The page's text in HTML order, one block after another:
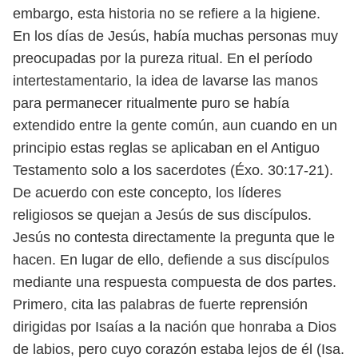
embargo, esta historia no se refiere a la higiene.
En los días de Jesús, había muchas personas muy
preocupadas por la pureza ritual. En el período
intertestamentario, la idea de lavarse las manos
para permanecer ritualmente puro se había
extendido entre la gente común, aun cuando en un
principio estas reglas se aplicaban en el Antiguo
Testamento solo a los sacerdotes (Éxo. 30:17-21).
De acuerdo con este concepto, los líderes
religiosos se quejan a Jesús de sus discípulos.
Jesús no contesta directamente la pregunta que le
hacen. En lugar de ello, defiende a sus discípulos
mediante una respuesta compuesta de dos partes.
Primero, cita las palabras de fuerte reprensión
dirigidas por Isaías a la nación que honraba a Dios
de labios, pero cuyo corazón estaba lejos de él (Isa.